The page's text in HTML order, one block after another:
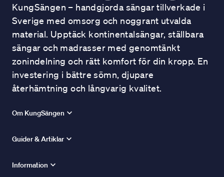
KungSängen – handgjorda sängar tillverkade i
Sverige med omsorg och noggrant utvalda
material. Upptäck kontinentalsängar, ställbara
sängar och madrasser med genomtänkt
zonindelning och rätt komfort för din kropp. En
investering i bättre sömn, djupare
återhämtning och långvarig kvalitet.
Om KungSängen
Guider & Artiklar
Information